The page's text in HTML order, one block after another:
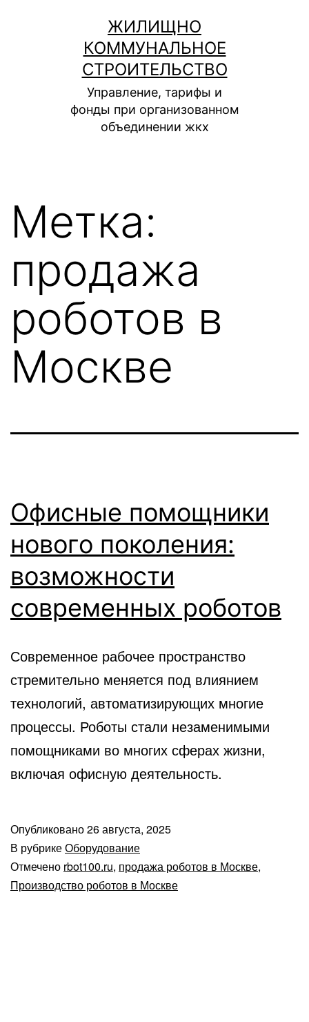
содержимому
ЖИЛИЩНО
КОММУНАЛЬНОЕ
СТРОИТЕЛЬСТВО
Управление, тарифы и
фонды при организованном
объединении жкх
Метка:
продажа
роботов в
Москве
Офисные помощники
нового поколения:
возможности
современных роботов
Современное рабочее пространство
стремительно меняется под влиянием
технологий, автоматизирующих многие
процессы. Роботы стали незаменимыми
помощниками во многих сферах жизни,
включая офисную деятельность.
Опубликовано26 августа, 2025
В рубрикеОборудование
Отмечено rbot100.ru, продажа роботов в Москве,
Производство роботов в Москве